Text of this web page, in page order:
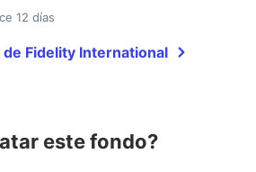
12 días
Fidelity International
este fondo?